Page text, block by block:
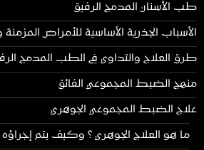
طب الأسنان المدمج الرفيق
الأسباب الجذرية الأساسية للأمراض
طرق العلاج والتداوي في الطب المدمج
منهج الضبط المجموعي الفائق
علاج الضبط المجموعي الجوهري
ما هو العلاج الجوهري ؟ وكيف يتم إجراؤه